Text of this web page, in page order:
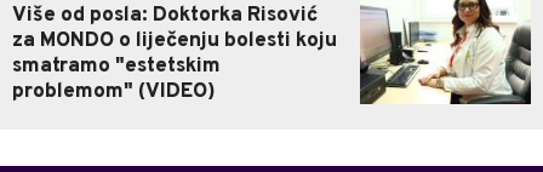
Više od posla: Doktorka Risović
za MONDO o liječenju bolesti koju
smatramo "estetskim
problemom" (VIDEO)